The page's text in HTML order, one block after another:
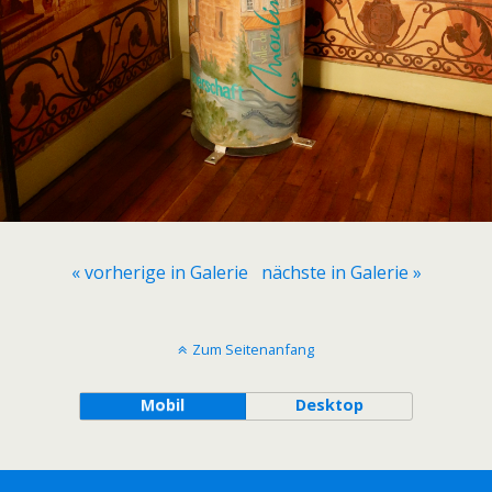
« vorherige in Galerie nächste in Galerie »
Zum Seitenanfang
Mobil Desktop